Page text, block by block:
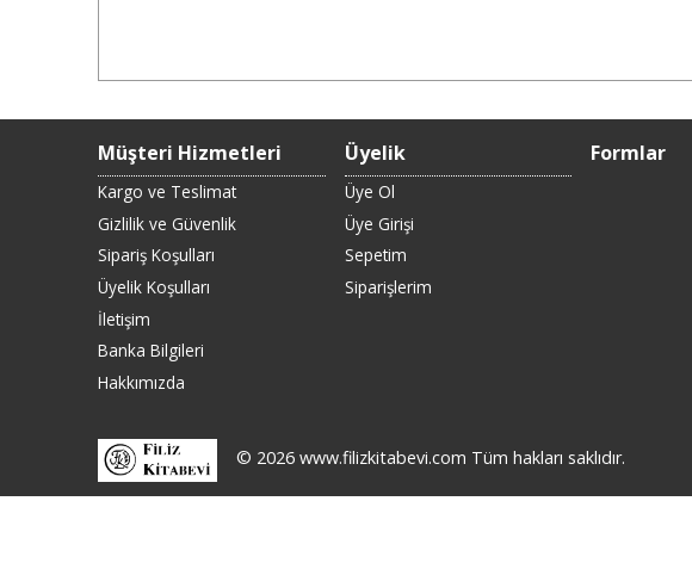
Müşteri Hizmetleri
Kargo ve Teslimat
Gizlilik ve Güvenlik
Sipariş Koşulları
Üyelik Koşulları
İletişim
Banka Bilgileri
Hakkımızda
Üyelik
Üye Ol
Üye Girişi
Sepetim
Siparişlerim
Formlar
© 2026 www.filizkitabevi.com Tüm hakları saklıdır.